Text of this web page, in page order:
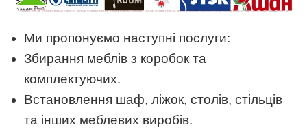
Ми пропонуємо наступні послуги:
Збирання меблів з коробок та
комплектуючих.
Встановлення шаф, ліжок, столів, стільців
та інших меблевих виробів.